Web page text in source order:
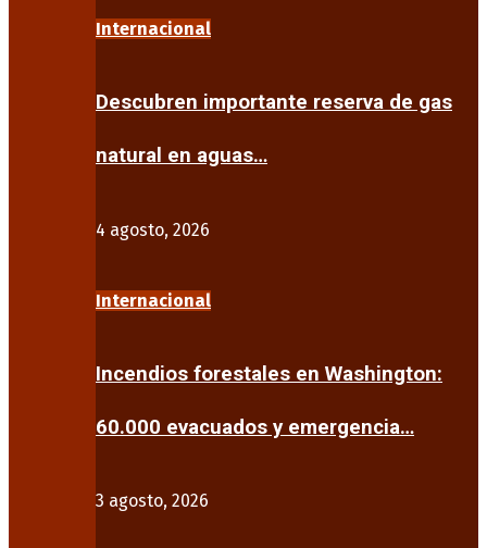
Internacional
Descubren importante reserva de gas
natural en aguas…
4 agosto, 2026
Internacional
Incendios forestales en Washington:
60.000 evacuados y emergencia…
3 agosto, 2026